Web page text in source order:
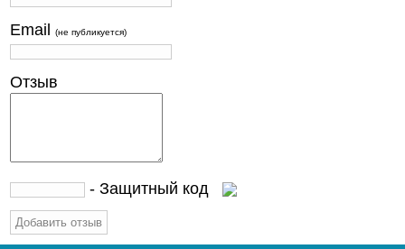
Email (не публикуется)
Отзыв
- Защитный код